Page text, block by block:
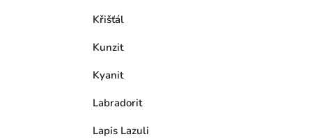
Křišťál
Kunzit
Kyanit
Labradorit
Lapis Lazuli